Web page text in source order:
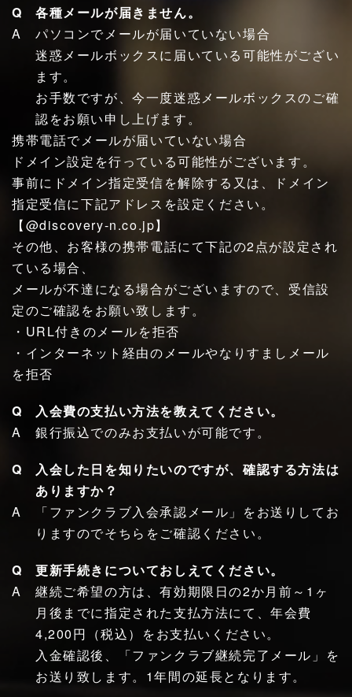
各種メールが届きません。
パソコンでメールが届いていない場合
迷惑メールボックスに届いている可能性がござい
ます。
お手数ですが、今一度迷惑メールボックスのご確
認をお願い申し上げます。
携帯電話でメールが届いていない場合
ドメイン設定を行っている可能性がございます。
事前にドメイン指定受信を解除する又は、ドメイン
指定受信に下記アドレスを設定ください。
【@discovery-n.co.jp】
その他、お客様の携帯電話にて下記の2点が設定され
ている場合、
メールが不達になる場合がございますので、受信設
定のご確認をお願い致します。
・URL付きのメールを拒否
・インターネット経由のメールやなりすましメール
を拒否
入会費の支払い方法を教えてください。
銀行振込でのみお支払いが可能です。
入会した日を知りたいのですが、確認する方法は
ありますか？
「ファンクラブ入会承認メール」をお送りしてお
りますのでそちらをご確認ください。
更新手続きについておしえてください。
継続ご希望の方は、有効期限日の2か月前～1ヶ
月後までに指定された支払方法にて、年会費
4,200円（税込）をお支払いください。
入金確認後、「ファンクラブ継続完了メール」を
お送り致します。1年間の延長となります。